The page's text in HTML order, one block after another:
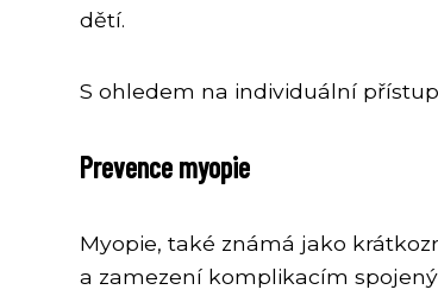
dětí.
S ohledem na individuální
Prevence myopie
Myopie, také známá jako
a zamezení komplikacím